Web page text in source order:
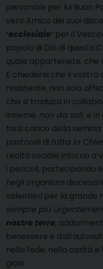
personale per lui Buon
vero Amico dei suoi
‘ecclesiale’ per il
popolo di Dio di questa
quale appartenete, che
E chiederei che il
resistente, non solo
che si traduca in
insieme, non da soli; e in
farsi carico della
pastorali di tutta la
realtà sociale intorno a
i pericoli, partecipando
negli organismi
volentieri per la grande
sempre più
nostre terre,
benessere e
nella fede, nella carità
gioia.